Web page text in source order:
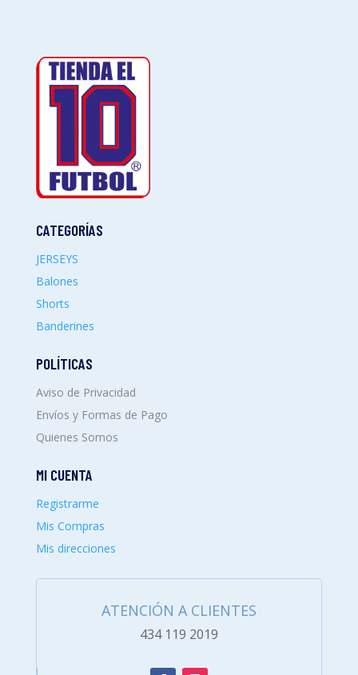
CATEGORÍAS
JERSEYS
Balones
Shorts
Banderines
POLÍTICAS
Aviso de Privacidad
Envíos y Formas de Pago
Quienes Somos
MI CUENTA
Registrarme
Mis Compras
Mis direcciones
ATENCIÓN A CLIENTES
434 119 2019